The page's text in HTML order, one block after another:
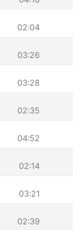
02:04
03:26
03:28
02:35
04:52
02:14
03:21
02:39